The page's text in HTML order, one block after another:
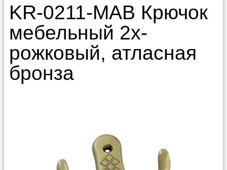
KR-0211-MAB Крючок
мебельный 2х-
рожковый, атласная
бронза